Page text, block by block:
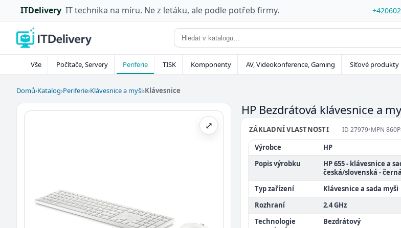
ITDelivery IT technika na míru. Ne z letáku, ale podle potřeb firmy.
Vše Počítače, Servery Periferie TISK Komponenty AV, Videokonference, Gaming Síťové produkty
Domů›Katalog›Periferie›Klávesnice a myši›Klávesnice
⤢
HP Bezdrátová klávesnice a
ZÁKLADNÍ VLASTNOSTI ID 27979•MPN
Výrobce
HP
Popis výrobku
HP 655 - klávesnice a
česká/slovenská -
Typ zařízení
Klávesnice a sada myši
Rozhraní
2.4 GHz
Technologie
Bezdrátový